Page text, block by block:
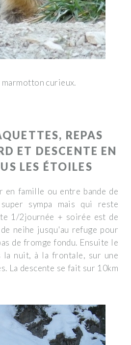
marmotton curieux.
REPAS
ET DESCENTE EN
LES ÉTOILES
en famille ou entre bande de
sympa mais qui reste
1/2journée + soirée est de
neihe jusqu'au refuge pour
de fromge fondu. Ensuite le
la nuit, à la frontale, sur une
La descente se fait sur 10km